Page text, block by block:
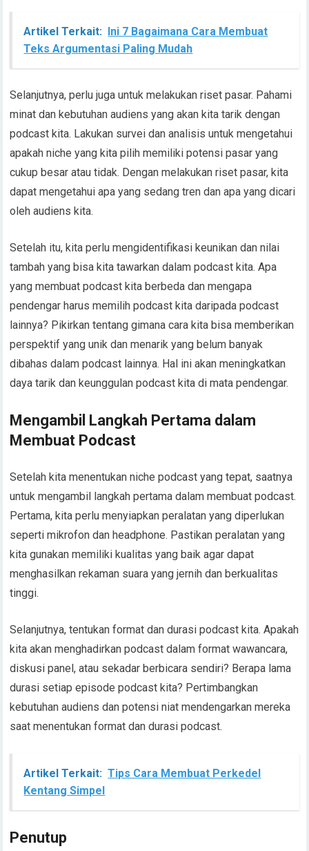
Artikel Terkait: Ini 7 Bagaimana Cara Membuat
Teks Argumentasi Paling Mudah
Selanjutnya, perlu juga untuk melakukan riset pasar. Pahami
minat dan kebutuhan audiens yang akan kita tarik dengan
podcast kita. Lakukan survei dan analisis untuk mengetahui
apakah niche yang kita pilih memiliki potensi pasar yang
cukup besar atau tidak. Dengan melakukan riset pasar, kita
dapat mengetahui apa yang sedang tren dan apa yang dicari
oleh audiens kita.
Setelah itu, kita perlu mengidentifikasi keunikan dan nilai
tambah yang bisa kita tawarkan dalam podcast kita. Apa
yang membuat podcast kita berbeda dan mengapa
pendengar harus memilih podcast kita daripada podcast
lainnya? Pikirkan tentang gimana cara kita bisa memberikan
perspektif yang unik dan menarik yang belum banyak
dibahas dalam podcast lainnya. Hal ini akan meningkatkan
daya tarik dan keunggulan podcast kita di mata pendengar.
Mengambil Langkah Pertama dalam
Membuat Podcast
Setelah kita menentukan niche podcast yang tepat, saatnya
untuk mengambil langkah pertama dalam membuat podcast.
Pertama, kita perlu menyiapkan peralatan yang diperlukan
seperti mikrofon dan headphone. Pastikan peralatan yang
kita gunakan memiliki kualitas yang baik agar dapat
menghasilkan rekaman suara yang jernih dan berkualitas
tinggi.
Selanjutnya, tentukan format dan durasi podcast kita. Apakah
kita akan menghadirkan podcast dalam format wawancara,
diskusi panel, atau sekadar berbicara sendiri? Berapa lama
durasi setiap episode podcast kita? Pertimbangkan
kebutuhan audiens dan potensi niat mendengarkan mereka
saat menentukan format dan durasi podcast.
Artikel Terkait: Tips Cara Membuat Perkedel
Kentang Simpel
Penutup